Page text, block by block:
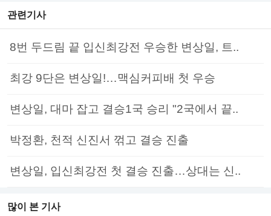
관련기사
8번 두드림 끝 입신최강전 우승한 변상일, 트..
최강 9단은 변상일!…맥심커피배 첫 우승
변상일, 대마 잡고 결승1국 승리 "2국에서 끝..
박정환, 천적 신진서 꺾고 결승 진출
변상일, 입신최강전 첫 결승 진출…상대는 신..
많이 본 기사